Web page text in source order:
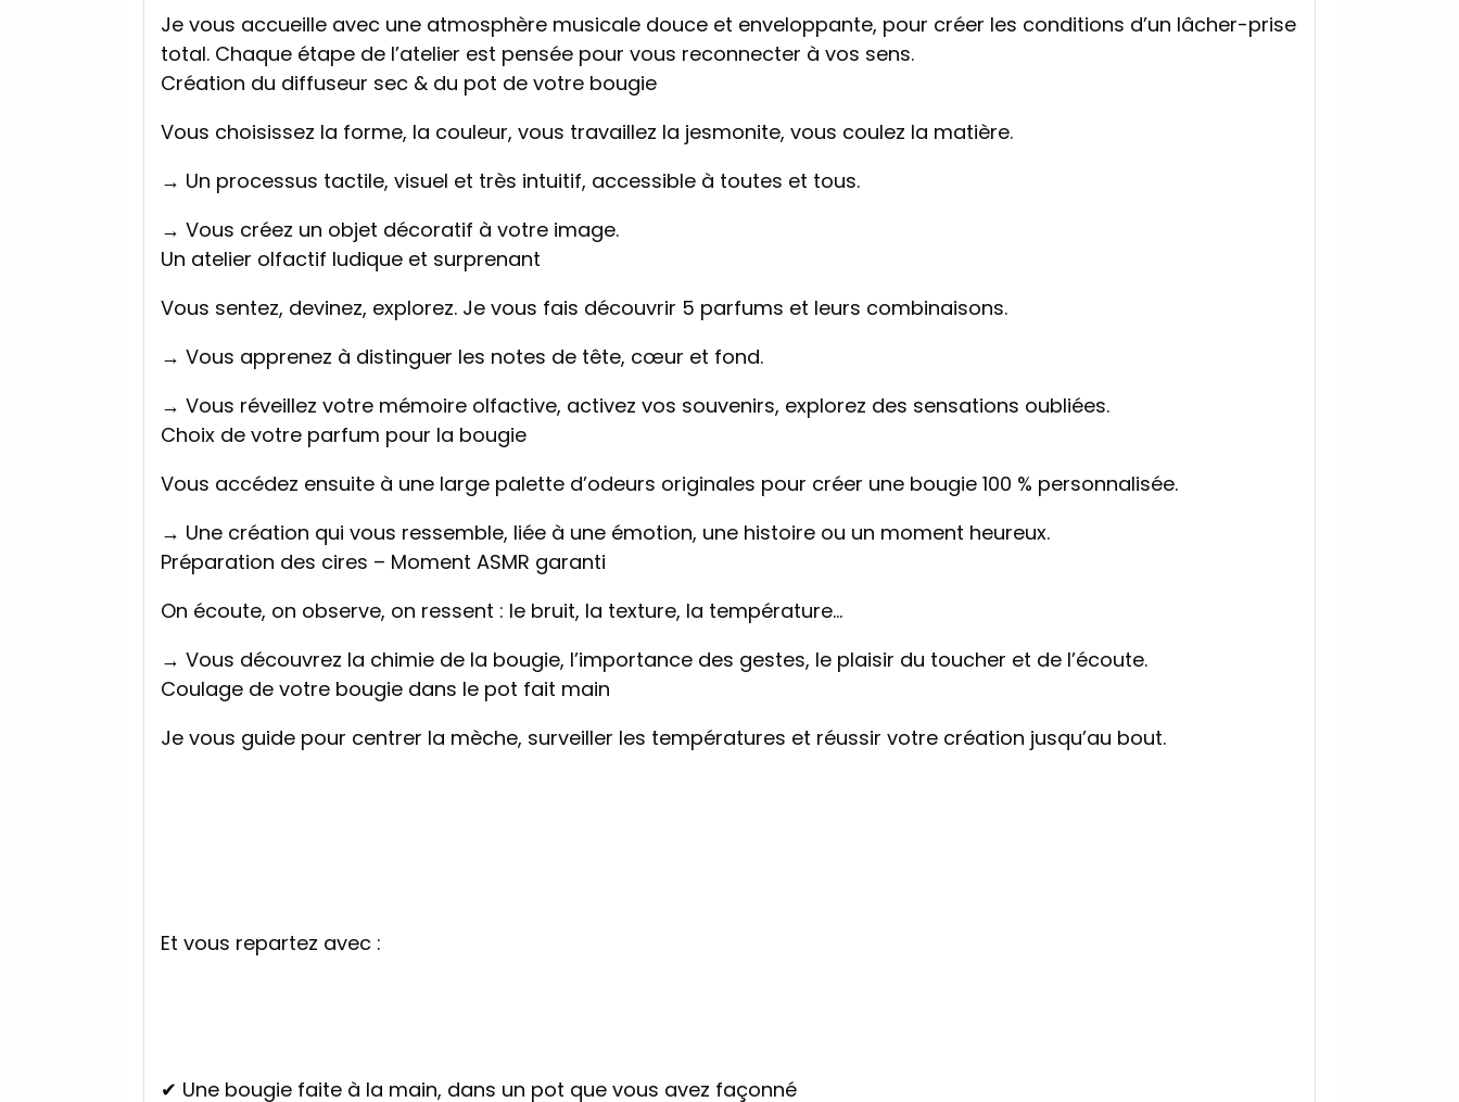
Je vous accueille avec une atmosphère musicale douce et enveloppante, pour créer les conditions d’un lâcher-prise
total. Chaque étape de l’atelier est pensée pour vous reconnecter à vos sens.
Création du diffuseur sec & du pot de votre bougie
Vous choisissez la forme, la couleur, vous travaillez la jesmonite, vous coulez la matière.
→ Un processus tactile, visuel et très intuitif, accessible à toutes et tous.
→ Vous créez un objet décoratif à votre image.
Un atelier olfactif ludique et surprenant
Vous sentez, devinez, explorez. Je vous fais découvrir 5 parfums et leurs combinaisons.
→ Vous apprenez à distinguer les notes de tête, cœur et fond.
→ Vous réveillez votre mémoire olfactive, activez vos souvenirs, explorez des sensations oubliées.
Choix de votre parfum pour la bougie
Vous accédez ensuite à une large palette d’odeurs originales pour créer une bougie 100 % personnalisée.
→ Une création qui vous ressemble, liée à une émotion, une histoire ou un moment heureux.
Préparation des cires – Moment ASMR garanti
On écoute, on observe, on ressent : le bruit, la texture, la température…
→ Vous découvrez la chimie de la bougie, l’importance des gestes, le plaisir du toucher et de l’écoute.
Coulage de votre bougie dans le pot fait main
Je vous guide pour centrer la mèche, surveiller les températures et réussir votre création jusqu’au bout.
Et vous repartez avec :
✔ Une bougie faite à la main, dans un pot que vous avez façonné